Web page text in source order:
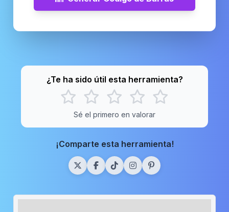
¿Te ha sido útil esta herramienta?
Sé el primero en valorar
¡Comparte esta herramienta!